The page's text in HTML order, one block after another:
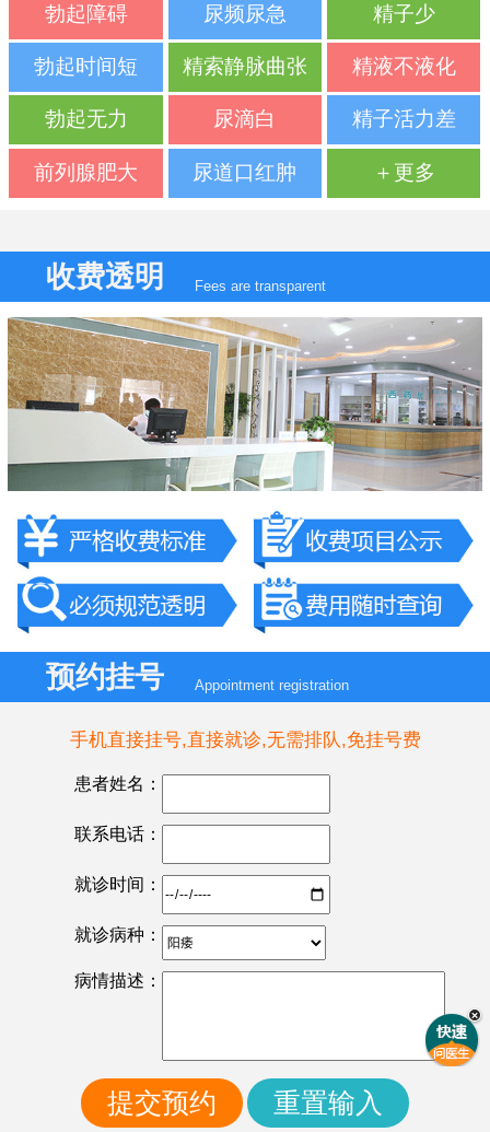
勃起障碍 尿频尿急 精子少
勃起时间短 精索静脉曲张 精液不液化
勃起无力 尿滴白 精子活力差
前列腺肥大 尿道口红肿 ＋更多
收费透明 Fees are transparent
预约挂号 Appointment registration
手机直接挂号,直接就诊,无需排队,免挂号费
患者姓名：
联系电话：
就诊时间：
就诊病种：
病情描述：